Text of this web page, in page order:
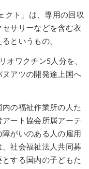
クト」は、専用の回収
サリーなどを含む衣
というもの。
オワクチン5人分を、
ヌアツの開発途上国へ
の福祉作業所の人た
ート協会所属アーテ
がいのある人の雇用
社会福祉法人共同募
する国内の子どもた